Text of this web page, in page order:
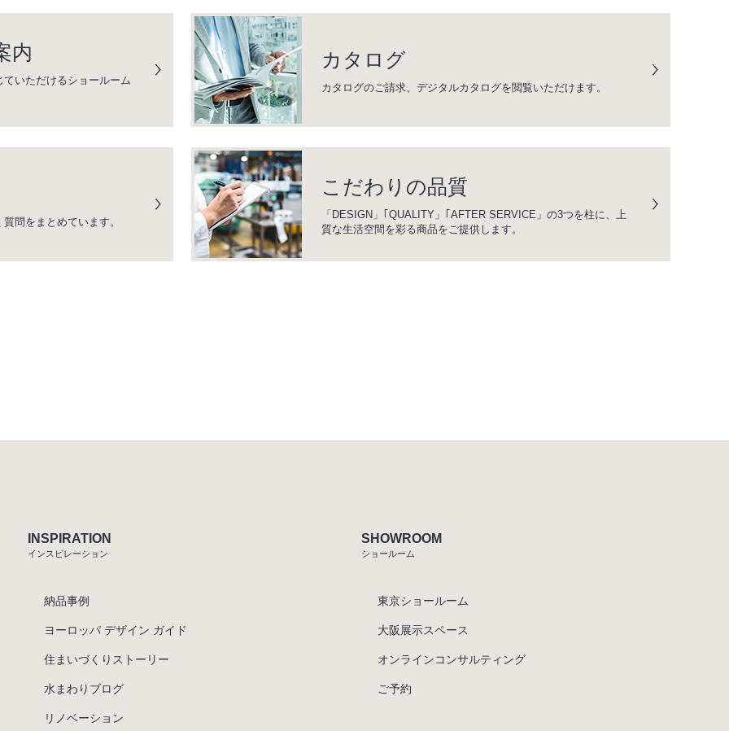
内
いただけるショールーム
カタログ
カタログのご請求、デジタルカタログを閲覧いただけます。
問をまとめています。
こだわりの品質
「DESIGN」｢QUALITY」｢AFTER SERVICE」の3つを柱に、上
質な生活空間を彩る商品をご提供します。
INSPIRATION
インスピレーション
納品事例
ヨーロッパ デザイン ガイド
住まいづくりストーリー
水まわりブログ
リノベーション
SHOWROOM
ショールーム
東京ショールーム
大阪展示スペース
オンラインコンサルティング
ご予約